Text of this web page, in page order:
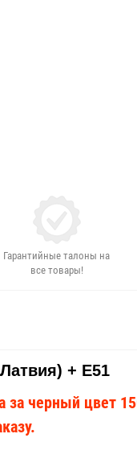
Гарантийные талоны на
все товары!
+ E51
черный цвет